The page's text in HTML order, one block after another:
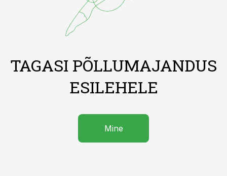
TAGASI PÕLLUMAJANDUS
ESILEHELE
Mine